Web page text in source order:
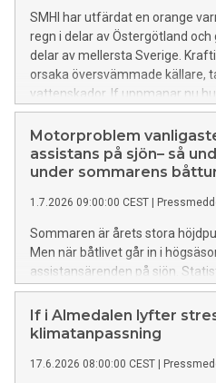
SMHI har utfärdat en orange
regn i delar av Östergötland
delar av mellersta Sverige.
orsaka översvämmade källare,
vattenskador. If uppmanar nu
åtgärder för att minska risken
Motorproblem
assistans på sjön– så
under sommarens
1.7.2026 09:00:00 CEST |
Sommaren är årets stora
Men när båtlivet går in i
assistansärenden på sjön.
motorproblem är den
fritidsbåtar behöver hjälp ute på
grundstötningar hör till de
If i Almedalen lyfter
klimatanpassning
17.6.2026 08:00:00 CEST |